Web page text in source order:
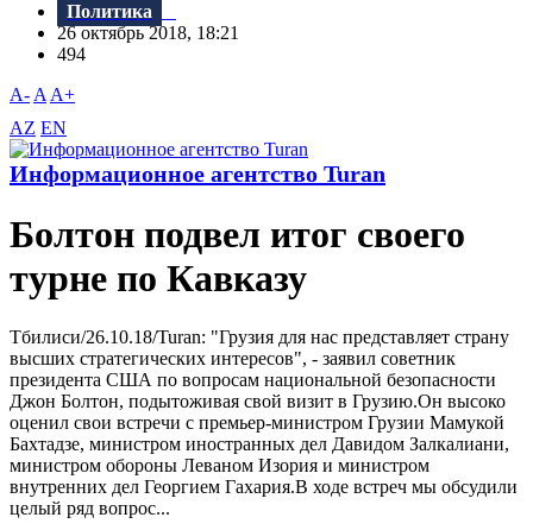
Политика
26 октябрь 2018, 18:21
494
A- A A+
AZ EN
Информационное агентство Turan
Болтон подвел итог своего
турне по Кавказу
Тбилиси/26.10.18/Turan: "Грузия для нас представляет страну
высших стратегических интересов", - заявил советник
президента США по вопросам национальной безопасности
Джон Болтон, подытоживая свой визит в Грузию.Он высоко
оценил свои встречи с премьер-министром Грузии Мамукой
Бахтадзе, министром иностранных дел Давидом Залкалиани,
министром обороны Леваном Изория и министром
внутренних дел Георгием Гахария.B ходе встреч мы обсудили
целый ряд вопрос...